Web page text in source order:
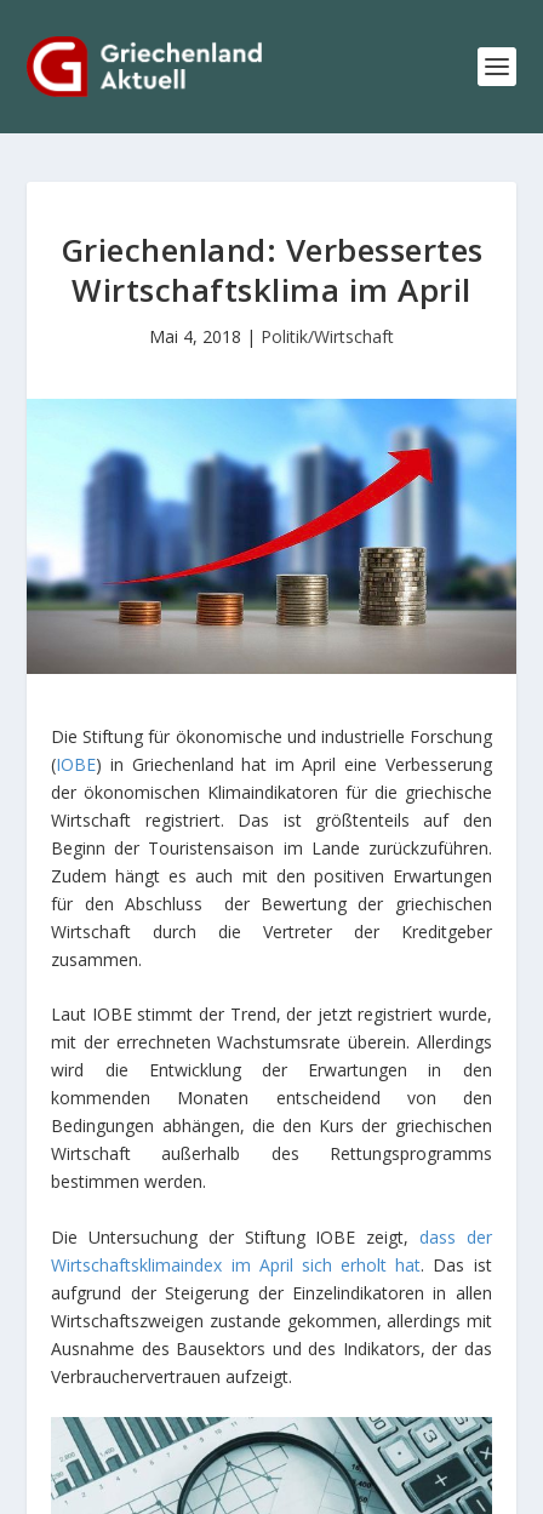
Griechenland: Verbessertes
Wirtschaftsklima im April
Mai 4, 2018 | Politik/Wirtschaft
Die Stiftung für ökonomische und industrielle Forschung
(IOBE) in Griechenland hat im April eine Verbesserung
der ökonomischen Klimaindikatoren für die griechische
Wirtschaft registriert. Das ist größtenteils auf den
Beginn der Touristensaison im Lande zurückzuführen.
Zudem hängt es auch mit den positiven Erwartungen
für den Abschluss der Bewertung der griechischen
Wirtschaft durch die Vertreter der Kreditgeber
zusammen.
Laut IOBE stimmt der Trend, der jetzt registriert wurde,
mit der errechneten Wachstumsrate überein. Allerdings
wird die Entwicklung der Erwartungen in den
kommenden Monaten entscheidend von den
Bedingungen abhängen, die den Kurs der griechischen
Wirtschaft außerhalb des Rettungsprogramms
bestimmen werden.
Die Untersuchung der Stiftung IOBE zeigt, dass der
Wirtschaftsklimaindex im April sich erholt hat. Das ist
aufgrund der Steigerung der Einzelindikatoren in allen
Wirtschaftszweigen zustande gekommen, allerdings mit
Ausnahme des Bausektors und des Indikators, der das
Verbrauchervertrauen aufzeigt.